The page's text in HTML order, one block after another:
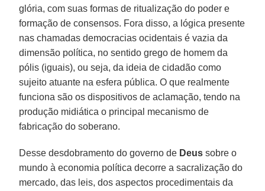
glória, com suas formas de ritualização do poder e
formação de consensos. Fora disso, a lógica presente
nas chamadas democracias ocidentais é vazia da
dimensão política, no sentido grego de homem da
pólis (iguais), ou seja, da ideia de cidadão como
sujeito atuante na esfera pública. O que realmente
funciona são os dispositivos de aclamação, tendo na
produção midiática o principal mecanismo de
fabricação do soberano.
Desse desdobramento do governo de Deus sobre o
mundo à economia política decorre a sacralização do
mercado, das leis, dos aspectos procedimentais da